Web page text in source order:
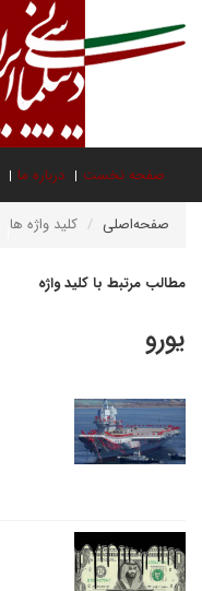
صفحه نخست درباره ما
صفحه‌اصلی کلید واژه ها
مطالب مرتبط با کلید واژه
یورو